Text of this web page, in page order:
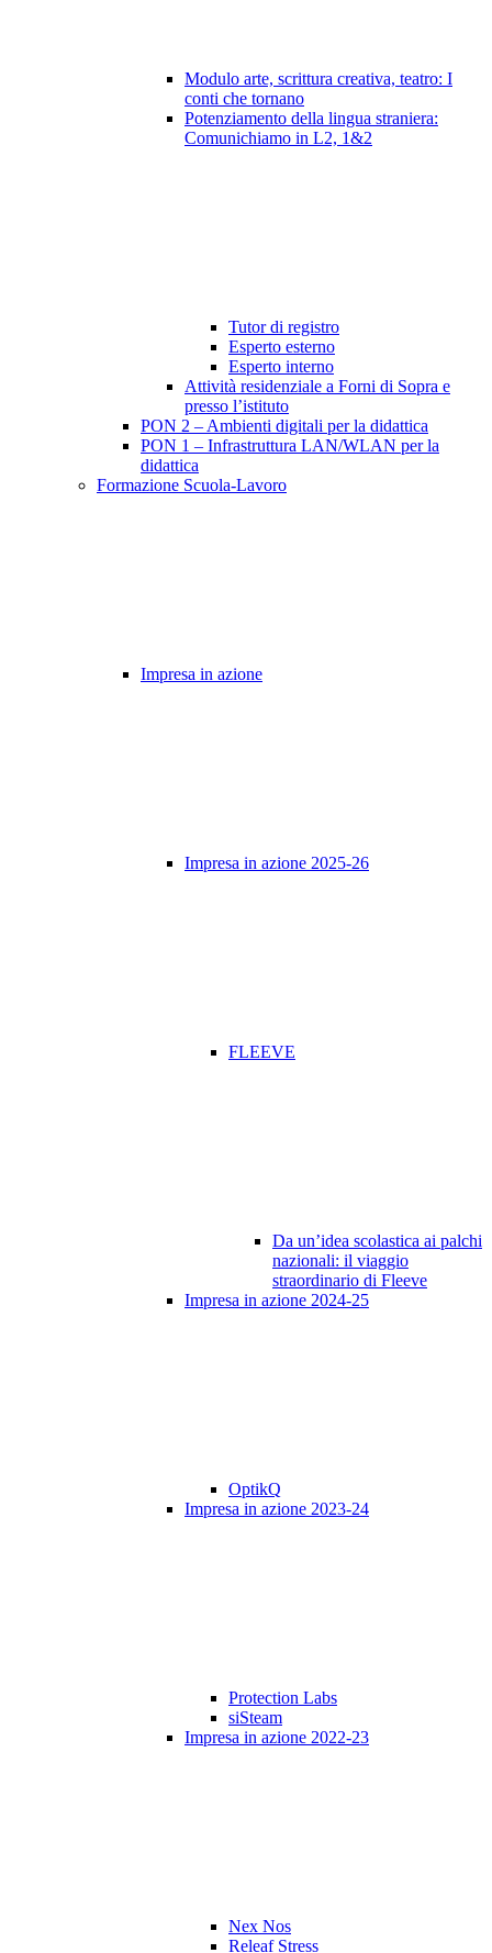
Modulo arte, scrittura creativa, teatro: I
conti che tornano
Potenziamento della lingua straniera:
Comunichiamo in L2, 1&2
Tutor di registro
Esperto esterno
Esperto interno
Attività residenziale a Forni di Sopra e
presso l’istituto
PON 2 – Ambienti digitali per la didattica
PON 1 – Infrastruttura LAN/WLAN per la
didattica
Formazione Scuola-Lavoro
Impresa in azione
Impresa in azione 2025-26
FLEEVE
Da un’idea scolastica ai palchi
nazionali: il viaggio
straordinario di Fleeve
Impresa in azione 2024-25
OptikQ
Impresa in azione 2023-24
Protection Labs
siSteam
Impresa in azione 2022-23
Nex Nos
Releaf Stress